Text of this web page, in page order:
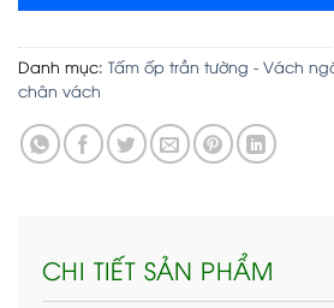
Danh mục: Tấm ốp trần tường - Vách
chân vách
CHI TIẾT SẢN PHẨM